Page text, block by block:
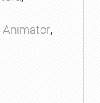
Animator,